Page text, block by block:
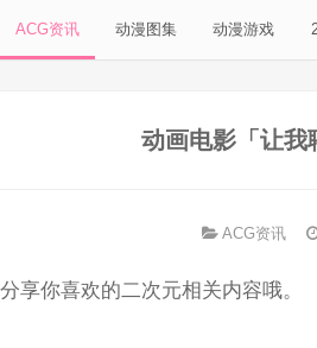
ACG资讯 动漫图集 动漫游戏
动画电影「让我
ACG资讯
享你喜欢的二次元相关内容哦。